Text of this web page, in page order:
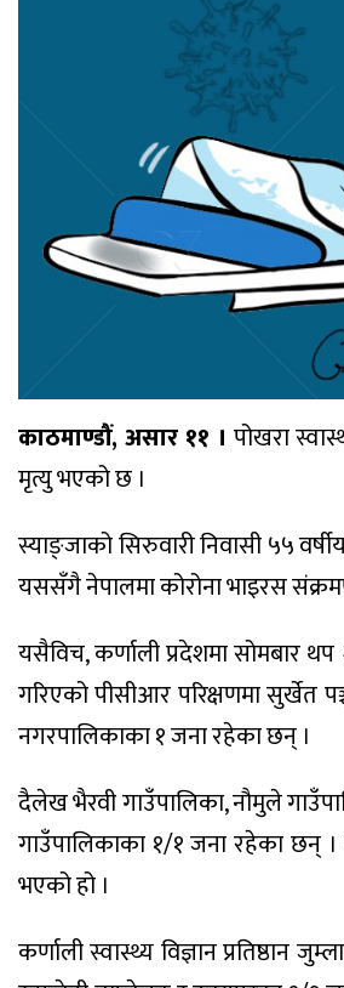
काठमाण्डौं, असार ११ । पोखरा
मृत्यु भएको छ ।
स्याङ्जाको सिरुवारी निवासी ५५
यससँगै नेपालमा कोरोना भाइरस
यसैविच, कर्णाली प्रदेशमा सोमबार
गरिएको पीसीआर परिक्षणमा सुर्खेत
नगरपालिकाका १ जना रहेका छन् ।
दैलेख भैरवी गाउँपालिका, नौमुले
गाउँपालिकाका १/१ जना रहेका छन् ।
भएको हो ।
कर्णाली स्वास्थ्य विज्ञान प्रतिष्ठान